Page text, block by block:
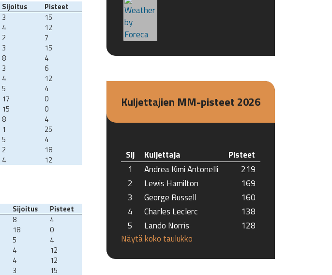
Sijoitus
Pisteet
3
15
4
12
2
7
3
15
8
4
3
6
4
12
5
4
17
0
15
0
8
4
1
25
5
4
2
18
4 12
Sijoitus
Pisteet
8
4
18
0
5
4
4
12
4
12
3
15
Kuljettajien MM-pisteet 2026
Sij Kuljettaja
Pisteet
1
Andrea Kimi Antonelli
219
2
Lewis Hamilton
169
3
George Russell
160
4
Charles Leclerc
138
5
Lando Norris
128
Näytä koko taulukko